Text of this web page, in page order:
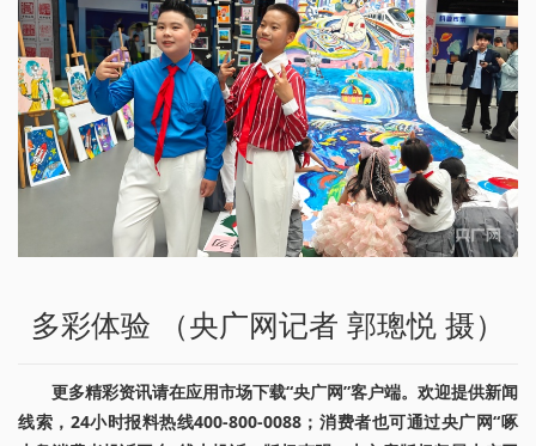
多彩体验 （央广网记者 郭璁悦 摄）
更多精彩资讯请在应用市场下载“央广网”客户端。欢迎提供新闻
线索，24小时报料热线400-800-0088；消费者也可通过央广网“啄